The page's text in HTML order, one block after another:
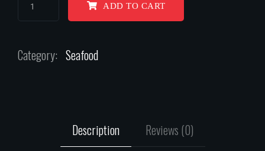
ADD TO CART
Category: Seafood
Description Reviews (0)